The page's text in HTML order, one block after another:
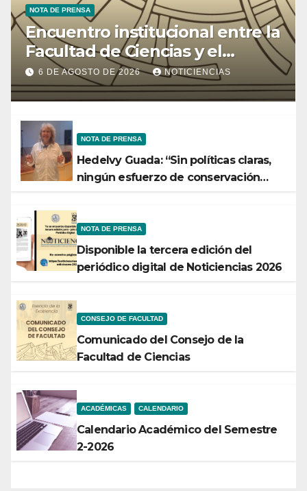
NOTA DE PRENSA
Encuentro institucional entre la
Facultad de Ciencias y el
Ministerio de Ciencia y
Tecnología
6 DE AGOSTO DE 2026 NOTICIENCIAS
NOTA DE PRENSA
Hedelvy Guada: “Sin políticas claras,
ningún esfuerzo de conservación
NOTA DE PRENSA
Disponible la tercera edición del
periódico digital de Noticiencias 2026
CONSEJO DE FACULTAD
Comunicado del Consejo de la
Facultad de Ciencias
ACADÉMICAS CALENDARIO
Calendario Académico del Semestre
2-2026